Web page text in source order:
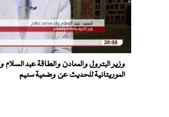
وزير البترول والمعادن والطاقة عبد
الموريتانية للحديث عن وضعية سنيم